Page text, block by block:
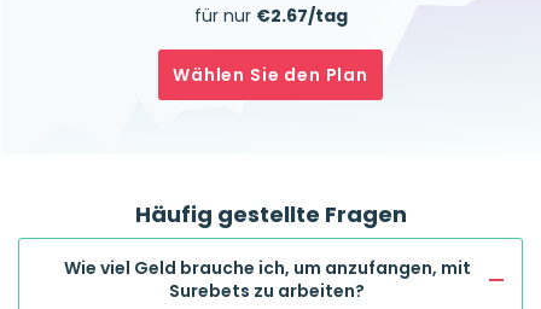
für nur €2.67/tag
Wählen Sie den Plan
Häufig gestellte Fragen
Wie viel Geld brauche ich, um anzufangen, mit
Surebets zu arbeiten?